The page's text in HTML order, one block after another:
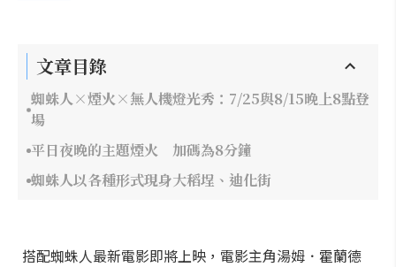
文章目錄
蜘蛛人×煙火×無人機燈光秀：7/25與8/15晚上8點登
場
平日夜晚的主題煙火 加碼為8分鐘
蜘蛛人以各種形式現身大稻埕、迪化街
搭配蜘蛛人最新電影即將上映，電影主角湯姆．霍蘭德